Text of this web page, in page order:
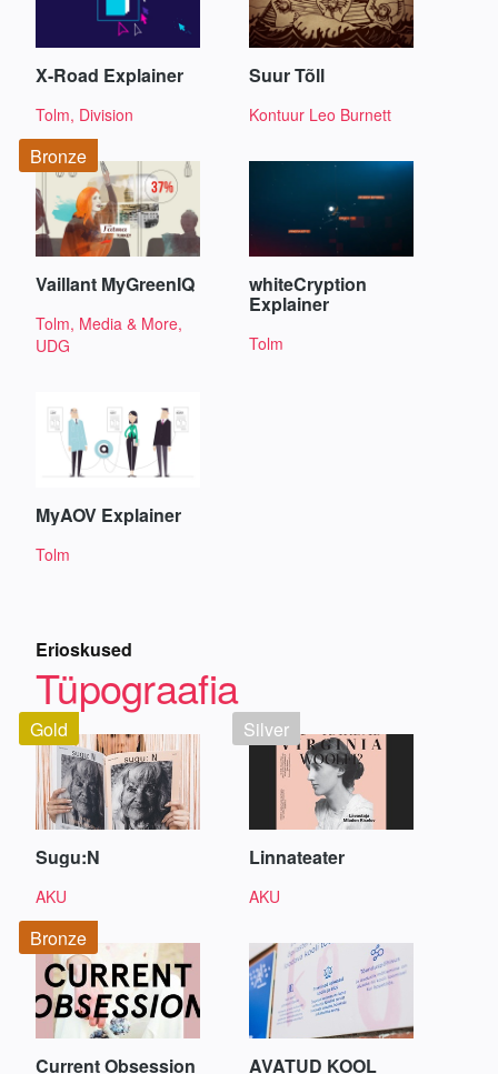
X-Road Explainer
Tolm, Division
Suur Tõll
Kontuur Leo Burnett
Vaillant MyGreenIQ
Tolm, Media & More,
UDG
Bronze
whiteCryption
Explainer
Tolm
MyAOV Explainer
Tolm
Erioskused
Tüpograafia
Sugu:N
AKU
Gold
Linnateater
AKU
Silver
Current Obsession
Bronze
AVATUD KOOL